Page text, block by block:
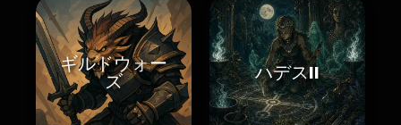
ギルドウォー
ズ
ハデスII